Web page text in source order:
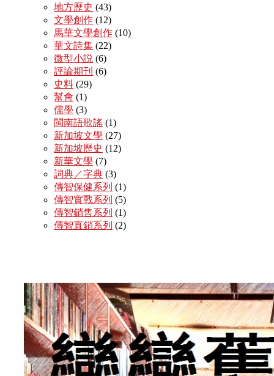
地方歷史 (43)
文學創作 (12)
馬華文學創作 (10)
華文詩集 (22)
微型小説 (6)
評論期刊 (6)
史料 (29)
幫會 (1)
儒學 (3)
閩南語歌謠 (1)
新加坡文學 (27)
新加坡歷史 (12)
新華文學 (7)
詞典／字典 (3)
傳智保健系列 (1)
傳智實戰系列 (5)
傳智銷售系列 (1)
傳智直銷系列 (2)